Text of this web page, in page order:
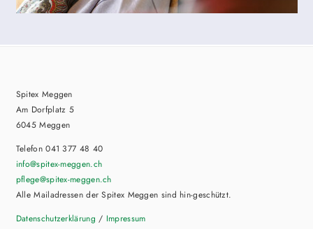
Spitex Meggen
Am Dorfplatz 5
6045 Meggen
Telefon 041 377 48 40
info@spitex-meggen.ch
pflege@spitex-meggen.ch
Alle Mailadressen der Spitex Meggen sind hin-geschützt.
Datenschutzerklärung / Impressum